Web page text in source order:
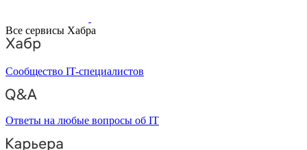
Все сервисы Хабра
Сообщество IT-специалистов
Ответы на любые вопросы об IT